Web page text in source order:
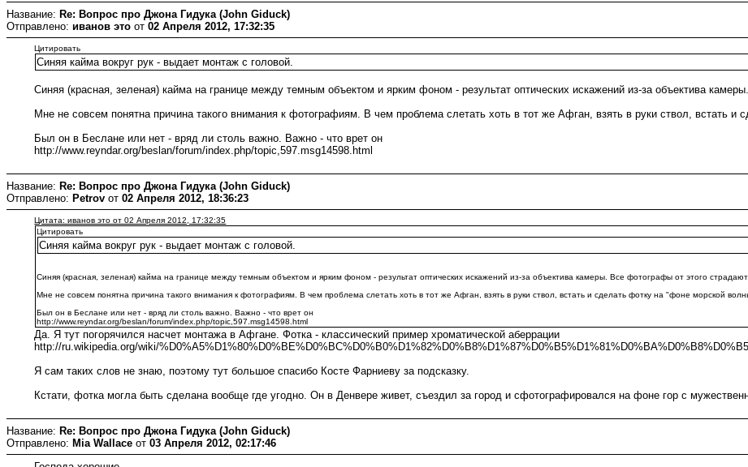
Название: Re: Вопрос про Джона Гидука (John Giduck)
Отправлено: иванов это от 02 Апреля 2012, 17:32:35
Цитировать
Синяя кайма вокруг рук - выдает монтаж с головой.
Синяя (красная, зеленая) кайма на границе между темным объектом и ярким фоном - результат оптических искажений из-за объектива
Мне не совсем понятна причина такого внимания к фотографиям. В чем проблема слетать хоть в тот же Афган, взять в руки ствол, встать
Был он в Беслане или нет - вряд ли столь важно. Важно - что врет он
http://www.reyndar.org/beslan/forum/index.php/topic,597.msg14598.html
Название: Re: Вопрос про Джона Гидука (John Giduck)
Отправлено: Petrov от 02 Апреля 2012, 18:36:23
Цитата: иванов это от 02 Апреля 2012, 17:32:35
Цитировать
Синяя кайма вокруг рук - выдает монтаж с головой.
Синяя (красная, зеленая) кайма на границе между темным объектом и ярким фоном - результат оптических искажений из-за объектива камеры. Все фотографы от этого страдают.
Мне не совсем понятна причина такого внимания к фотографиям. В чем проблема слетать хоть в тот же Афган, взять в руки ствол, встать и сделать фотку на "фоне морской
Был он в Беслане или нет - вряд ли столь важно. Важно - что врет он
http://www.reyndar.org/beslan/forum/index.php/topic,597.msg14598.html
Да. Я тут погорячился насчет монтажа в Афгане. Фотка - классический пример хроматической аберрации
http://ru.wikipedia.org/wiki/
Я сам таких слов не знаю, поэтому тут большое спасибо Косте Фарниеву за подсказку.
Кстати, фотка могла быть сделана вообще где угодно. Он в Денвере живет, съездил за город и сфотографировался на фоне гор с
Название: Re: Вопрос про Джона Гидука (John Giduck)
Отправлено: Mia Wallace от 03 Апреля 2012, 02:17:46